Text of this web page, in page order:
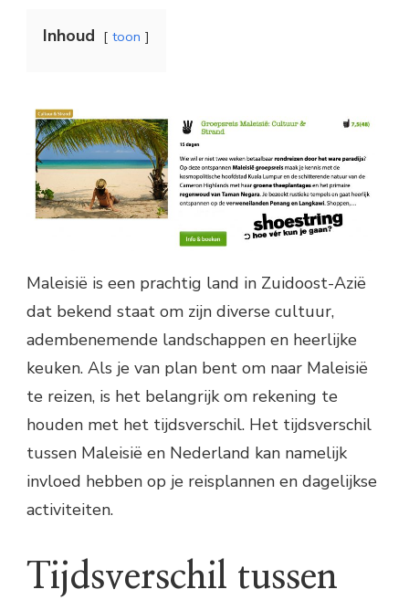
Inhoud toon
Maleisië is een prachtig land in Zuidoost-Azië
dat bekend staat om zijn diverse cultuur,
adembenemende landschappen en heerlijke
keuken. Als je van plan bent om naar Maleisië
te reizen, is het belangrijk om rekening te
houden met het tijdsverschil. Het tijdsverschil
tussen Maleisië en Nederland kan namelijk
invloed hebben op je reisplannen en dagelijkse
activiteiten.
Tijdsverschil tussen